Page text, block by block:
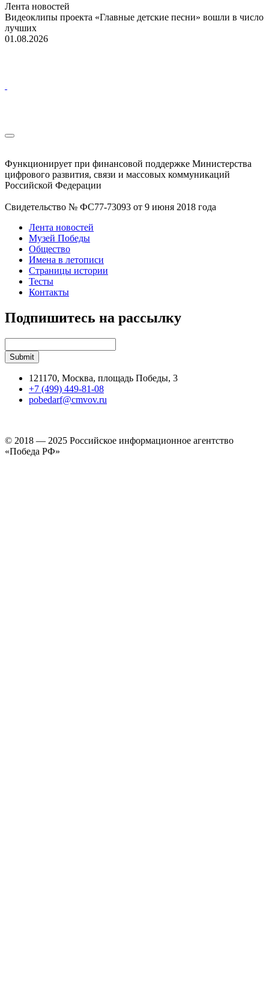
Лента новостей
Видеоклипы проекта «Главные детские песни» вошли в число
лучших
01.08.2026
Функционирует при финансовой поддержке Министерства
цифрового развития, связи и массовых коммуникаций
Российской Федерации
Свидетельство № ФС77-73093 от 9 июня 2018 года
Лента новостей
Музей Победы
Общество
Имена в летописи
Страницы истории
Тесты
Контакты
Подпишитесь на рассылку
121170, Москва, площадь Победы, 3
+7 (499) 449-81-08
pobedarf@cmvov.ru
© 2018 — 2025 Российское информационное агентство
«Победа РФ»